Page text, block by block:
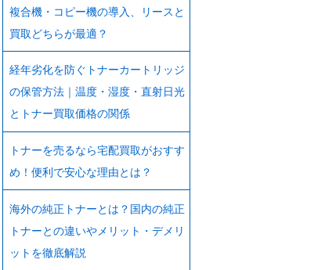
複合機・コピー機の導入、リースと
買取どちらが最適？
経年劣化を防ぐトナーカートリッジ
の保管方法｜温度・湿度・直射日光
とトナー買取価格の関係
トナーを売るなら宅配買取がおすす
め！便利で安心な理由とは？
海外の純正トナーとは？国内の純正
トナーとの違いやメリット・デメリ
ットを徹底解説